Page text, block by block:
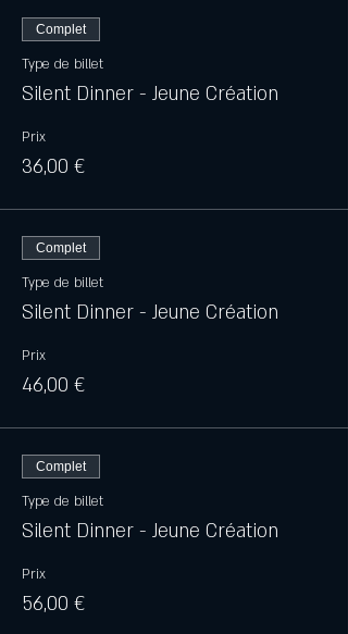
Complet
Type de billet
Silent Dinner - Jeune Création
Prix
36,00 €
Complet
Type de billet
Silent Dinner - Jeune Création
Prix
46,00 €
Complet
Type de billet
Silent Dinner - Jeune Création
Prix
56,00 €